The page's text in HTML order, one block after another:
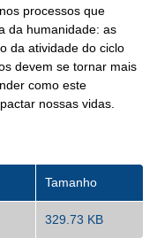
processos que
da humanidade: as
da atividade do ciclo
devem se tornar mais
como este
nossas vidas.
Tamanho
329.73 KB